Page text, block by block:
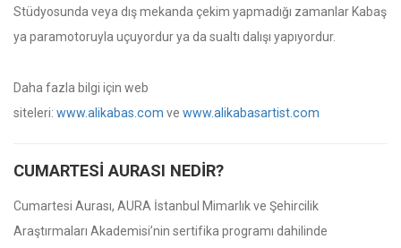
Stüdyosunda veya dış mekanda çekim yapmadığı zamanlar Kabaş
ya paramotoruyla uçuyordur ya da sualtı dalışı yapıyordur.
Daha fazla bilgi için web
siteleri: www.alikabas.com ve www.alikabasartist.com
CUMARTESI AURASI NEDIR?
Cumartesi Aurası, AURA İstanbul Mimarlık ve Şehircilik
Araştırmaları Akademisi’nin sertifika programı dahilinde